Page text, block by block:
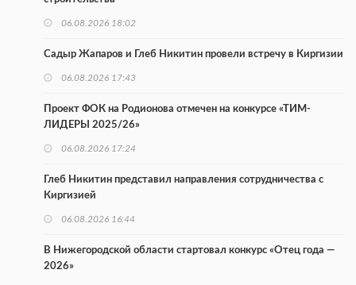
06.08.2026 18:02
Садыр Жапаров и Глеб Никитин провели встречу в Киргизии
06.08.2026 17:43
Проект ФОК на Родионова отмечен на конкурсе «ТИМ-
ЛИДЕРЫ 2025/26»
06.08.2026 17:24
Глеб Никитин представил направления сотрудничества с
Киргизией
06.08.2026 16:44
В Нижегородской области стартовал конкурс «Отец года —
2026»